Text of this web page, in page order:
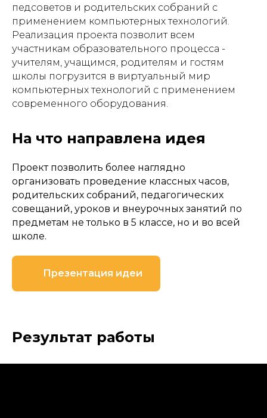
педсоветов и родительских собраний с
применением компьютерных технологий.
Реализация проекта позволит всем
участникам образовательного процесса -
учителям, учащимся, родителям и гостям
школы погрузится в виртуальный мир
компьютерных технологий с применением
современного оборудования.
На что направлена идея
Проект позволить более наглядно
организовать проведение классных часов,
родительских собраний, педагогических
совещаний, уроков и внеурочных занятий по
предметам не только в 5 классе, но и во всей
школе.
Презентация идеи
Результат работы